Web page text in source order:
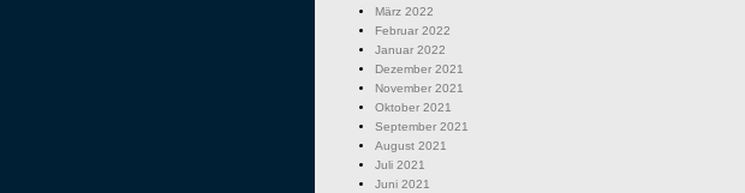
März 2022
Februar 2022
Januar 2022
Dezember 2021
November 2021
Oktober 2021
September 2021
August 2021
Juli 2021
Juni 2021